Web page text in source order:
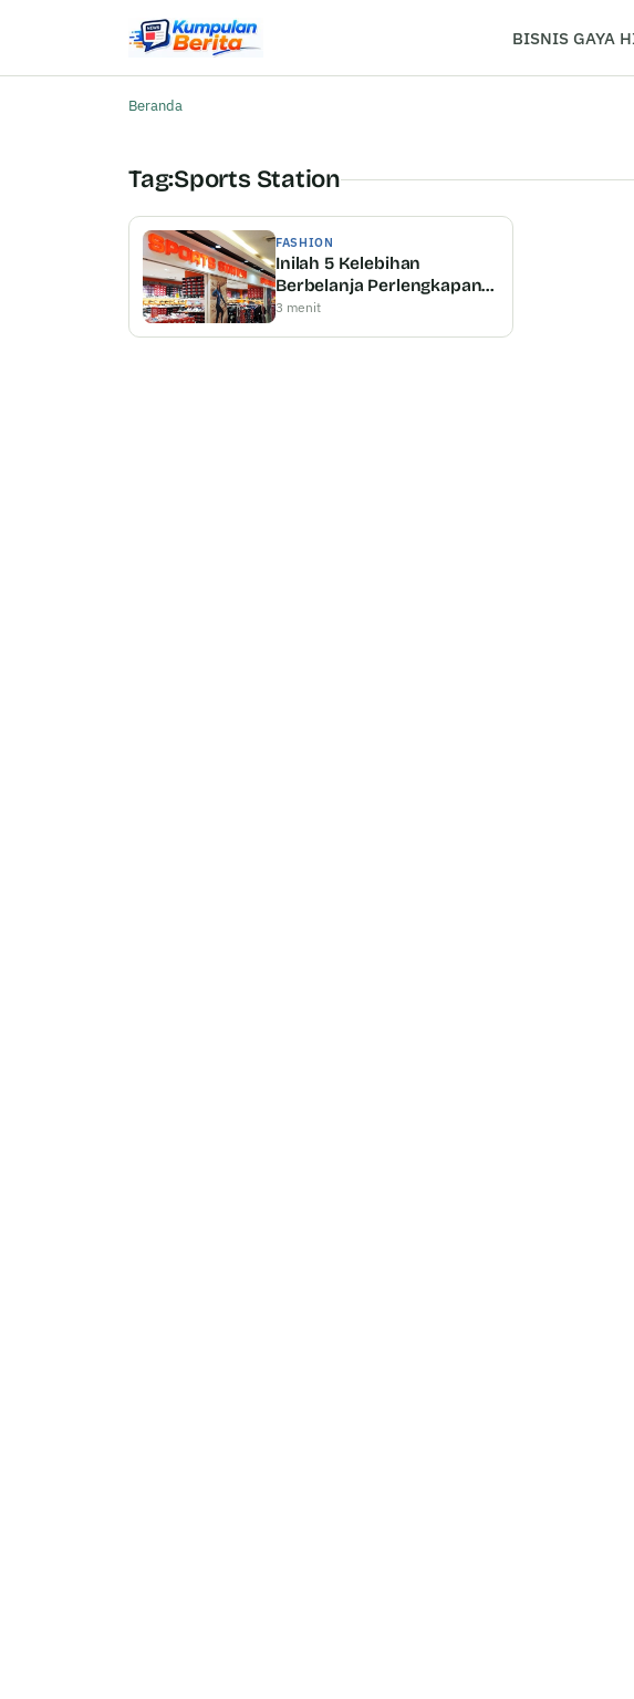
BISNIS GAYA
Beranda
Tag:Sports Station
FASHION
Inilah 5 Kelebihan
Berbelanja Perlengkapan
Olahraga di Sports Station
3 menit